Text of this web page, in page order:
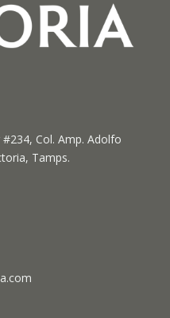
Col. Amp. Adolfo
Tamps.